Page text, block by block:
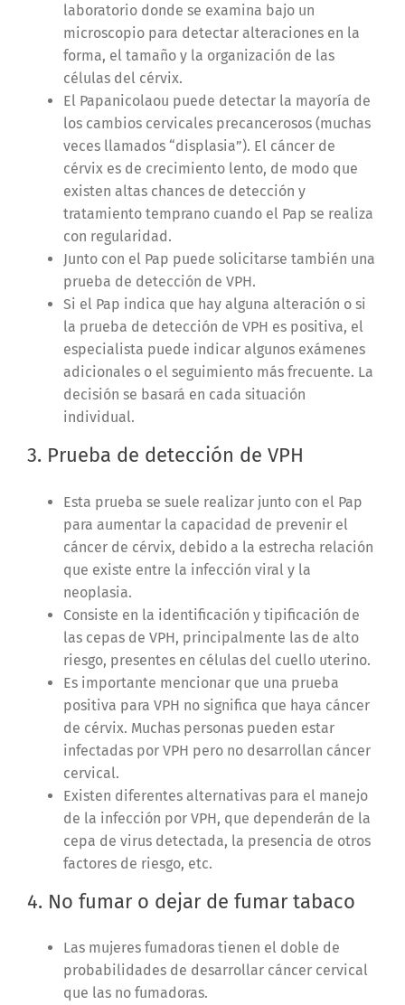
laboratorio donde se examina bajo un
microscopio para detectar alteraciones en la
forma, el tamaño y la organización de las
células del cérvix.
El Papanicolaou puede detectar la mayoría de
los cambios cervicales precancerosos (muchas
veces llamados “displasia”). El cáncer de
cérvix es de crecimiento lento, de modo que
existen altas chances de detección y
tratamiento temprano cuando el Pap se realiza
con regularidad.
Junto con el Pap puede solicitarse también una
prueba de detección de VPH.
Si el Pap indica que hay alguna alteración o si
la prueba de detección de VPH es positiva, el
especialista puede indicar algunos exámenes
adicionales o el seguimiento más frecuente. La
decisión se basará en cada situación
individual.
3. Prueba de detección de VPH
Esta prueba se suele realizar junto con el Pap
para aumentar la capacidad de prevenir el
cáncer de cérvix, debido a la estrecha relación
que existe entre la infección viral y la
neoplasia.
Consiste en la identificación y tipificación de
las cepas de VPH, principalmente las de alto
riesgo, presentes en células del cuello uterino.
Es importante mencionar que una prueba
positiva para VPH no significa que haya cáncer
de cérvix. Muchas personas pueden estar
infectadas por VPH pero no desarrollan cáncer
cervical.
Existen diferentes alternativas para el manejo
de la infección por VPH, que dependerán de la
cepa de virus detectada, la presencia de otros
factores de riesgo, etc.
4. No fumar o dejar de fumar tabaco
Las mujeres fumadoras tienen el doble de
probabilidades de desarrollar cáncer cervical
que las no fumadoras.